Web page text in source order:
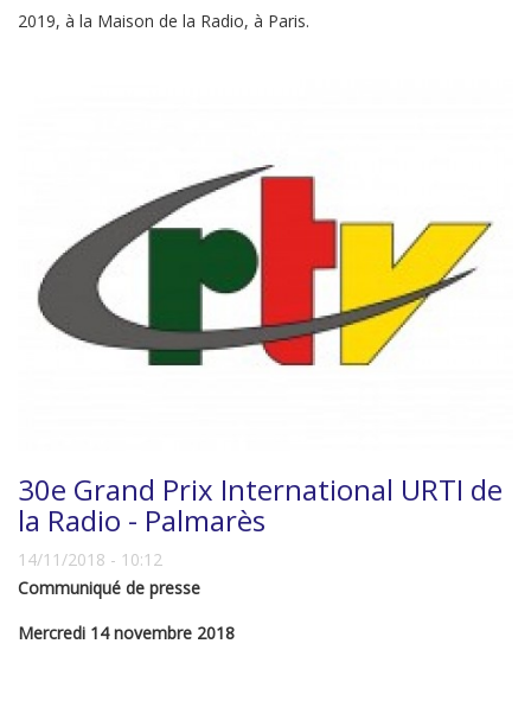
2019, à la Maison de la Radio, à Paris.
30e Grand Prix International URTI de
la Radio - Palmarès
14/11/2018 - 10:12
Communiqué de presse
Mercredi 14 novembre 2018